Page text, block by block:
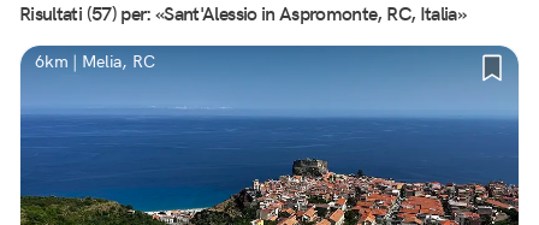
Risultati (57) per: «Sant'Alessio in Aspromonte, RC, Italia»
6km | Melia, RC